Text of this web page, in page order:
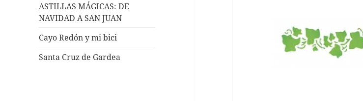
ASTILLAS MÁGICAS: DE
NAVIDAD A SAN JUAN
Cayo Redón y mi bici
Santa Cruz de Gardea